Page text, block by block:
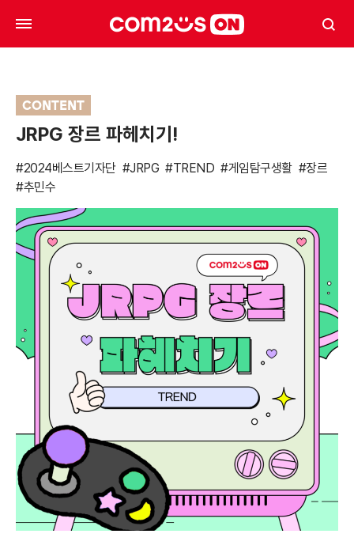
CONTENT
JRPG 장르 파헤치기!
#2024베스트기자단 #JRPG #TREND #게임탐구생활 #장르
#추민수